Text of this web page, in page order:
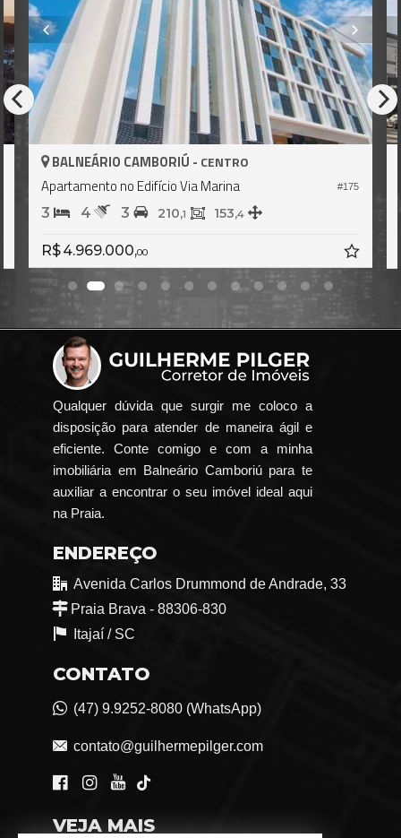
#175
BALNEÁRIO CAMBORIÚ - CENTRO
Apartamento no Edifício Via Marina
3 4 3 210,1 153,4
R$ 4.969.000,00
Qualquer dúvida que surgir me coloco a
disposição para atender de maneira ágil e
eficiente. Conte comigo e com a minha
imobiliária em Balneário Camboriú para te
auxiliar a encontrar o seu imóvel ideal aqui
na Praia.
ENDEREÇO
Avenida Carlos Drummond de Andrade, 33
Praia Brava - 88306-830
Itajaí / SC
CONTATO
(47) 9.9252-8080 (WhatsApp)
contato@guilhermepilger.com
VEJA MAIS